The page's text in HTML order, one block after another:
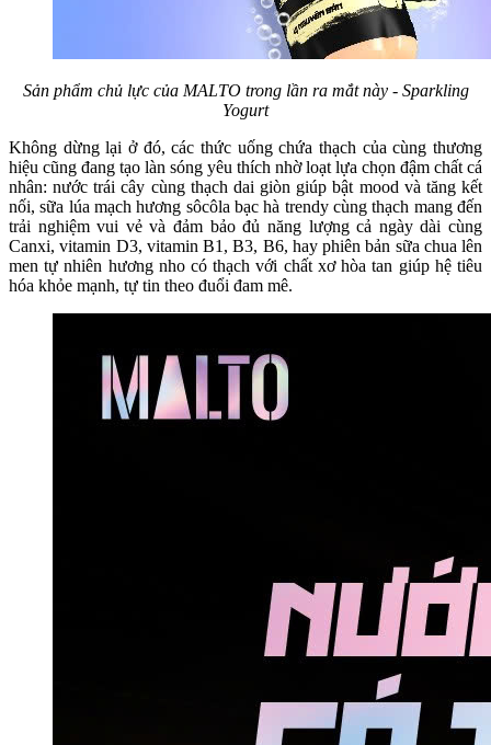
Sản phẩm chủ lực của MALTO trong lần ra mắt này - Sparkling
Yogurt
Không dừng lại ở đó, các thức uống chứa thạch của cùng thương
hiệu cũng đang tạo làn sóng yêu thích nhờ loạt lựa chọn đậm chất cá
nhân: nước trái cây cùng thạch dai giòn giúp bật mood và tăng kết
nối, sữa lúa mạch hương sôcôla bạc hà trendy cùng thạch mang đến
trải nghiệm vui vẻ và đảm bảo đủ năng lượng cả ngày dài cùng
Canxi, vitamin D3, vitamin B1, B3, B6, hay phiên bản sữa chua lên
men tự nhiên hương nho có thạch với chất xơ hòa tan giúp hệ tiêu
hóa khỏe mạnh, tự tin theo đuổi đam mê.